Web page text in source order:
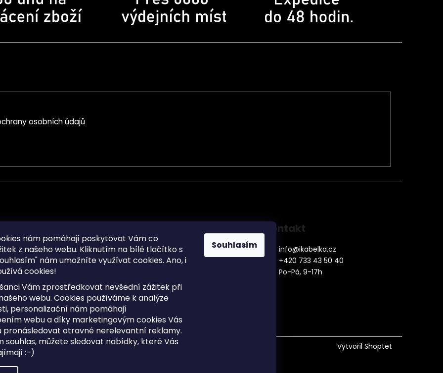
nám pomáhají poskytovat Vám co
z našeho webu. Kliknutím na bílé tlačítko s
nám umožníte využívat cookies. Ano, i
cookies!
Vám zprostředkovat nevšední zážitek při
webu. Cookies používáme k analýze
personalizační nám pomáhají
webu a díky marketingovým cookies Vás
pronásledovat otravné nerelevantní reklamy.
souhlas, můžete sledovat nabídky, které Vás
:-)
Souhlasím
osobních údajů
osobních údajů
dotazy
cookies
Sitemap
Doprava a Platba
Postup vrácení zboží ve 30 denní
lhůtě
Obchodní podmínky
Kontakt
info@ikabelka.cz
+420 733 43 50 40
Po-Pá, 9-17h
Vytvořil Shoptet
Upravit nastavení cookies